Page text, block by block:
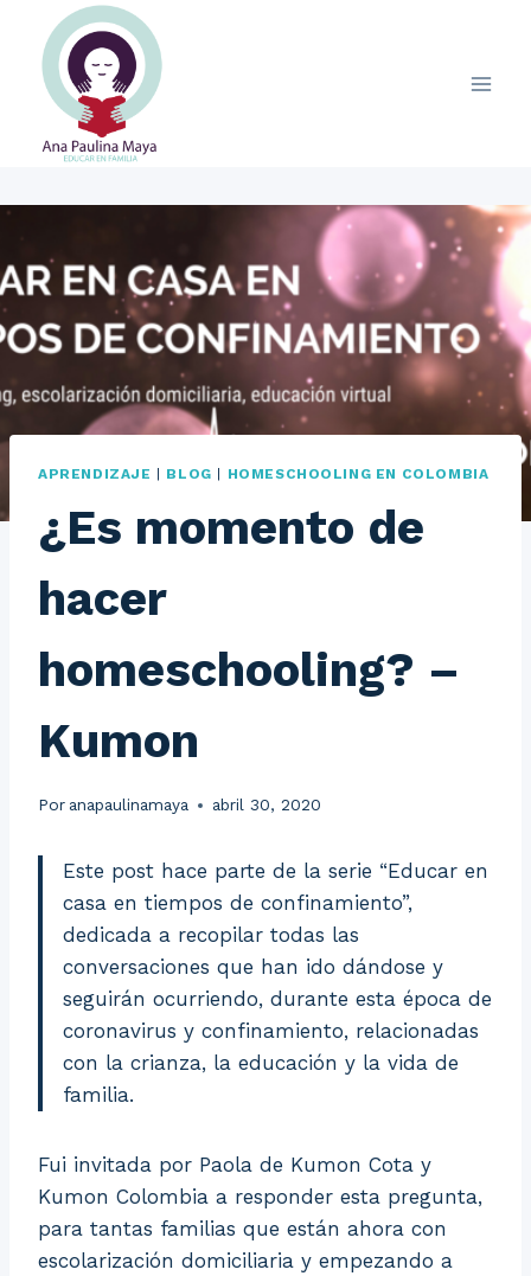
contenido
APRENDIZAJE | BLOG | HOMESCHOOLING EN COLOMBIA
¿Es momento de
hacer
homeschooling? –
Kumon
Por anapaulinamaya abril 30, 2020
Este post hace parte de la serie “Educar en
casa en tiempos de confinamiento”,
dedicada a recopilar todas las
conversaciones que han ido dándose y
seguirán ocurriendo, durante esta época de
coronavirus y confinamiento, relacionadas
con la crianza, la educación y la vida de
familia.
Fui invitada por Paola de Kumon Cota y
Kumon Colombia a responder esta pregunta,
para tantas familias que están ahora con
escolarización domiciliaria y empezando a